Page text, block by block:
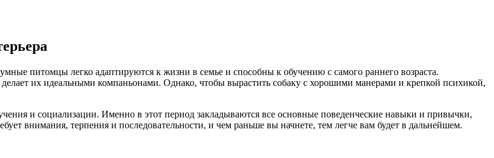
питомцы легко адаптируются к жизни в семье и способны к обучению с самого раннего возраста.
их идеальными компаньонами. Однако, чтобы вырастить собаку с хорошими манерами и крепкой психикой,
и социализации. Именно в этот период закладываются все основные поведенческие навыки и привычки,
внимания, терпения и последовательности, и чем раньше вы начнете, тем легче вам будет в дальнейшем.